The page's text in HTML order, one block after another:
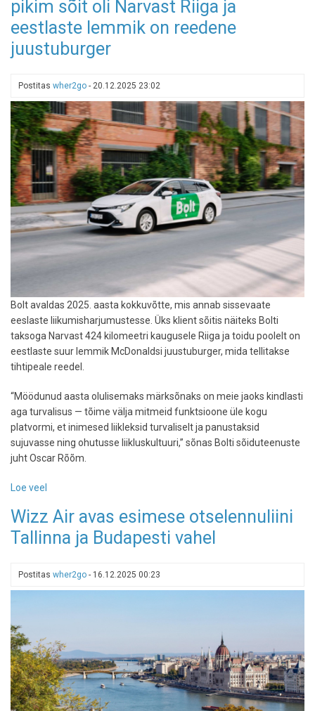
kes
leidis
kodutunde
väljastpoolt
pikim sõit oli Narvast Riiga ja
eestlaste lemmik on reedene
juustuburger
Postitas wher2go - 20.12.2025 23:02
Bolt avaldas 2025. aasta kokkuvõtte, mis annab sissevaate
eeslaste liikumisharjumustesse. Üks klient sõitis näiteks Bolti
taksoga Narvast 424 kilomeetri kaugusele Riiga ja toidu poolelt on
eestlaste suur lemmik McDonaldsi juustuburger, mida tellitakse
tihtipeale reedel.
“Möödunud aasta olulisemaks märksõnaks on meie jaoks kindlasti
aga turvalisus — tõime välja mitmeid funktsioone üle kogu
platvormi, et inimesed liikleksid turvaliselt ja panustaksid
sujuvasse ning ohutusse liikluskultuuri,” sõnas Bolti sõiduteenuste
juht Oscar Rõõm.
Loe veel
avaldas
aasta
kokkuvõtte
pikim
Riiga
ja
eestlaste
lemmik
on
Wizz Air avas esimese otselennuliini
Tallinna ja Budapesti vahel
Postitas wher2go - 16.12.2025 00:23